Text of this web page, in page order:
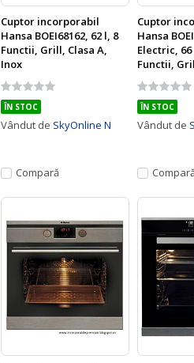
Cuptor incorporabil
Hansa BOEI68162, 62 l, 8
Functii, Grill, Clasa A,
Inox
Rating:
0%
ÎN STOC
Vândut de SkyOnline N
Compară
Cuptor
Hansa
Electric, 66
Functii,
Butoane
LCD, Inox
Rating:
0%
ÎN STOC
Vândut de